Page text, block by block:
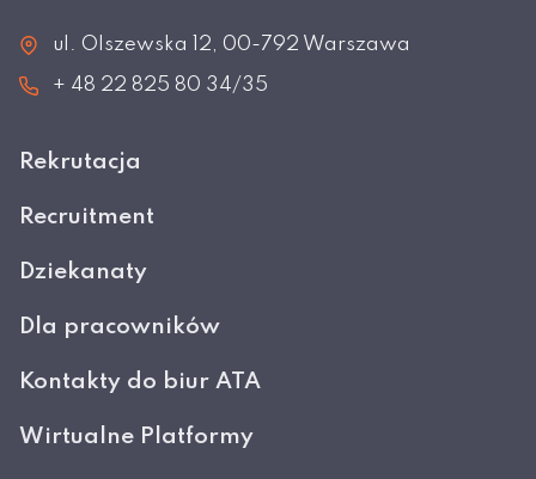
ul. Olszewska 12, 00-792 Warszawa
+ 48 22 825 80 34/35
Rekrutacja
Recruitment
Dziekanaty
Dla pracowników
Kontakty do biur ATA
Wirtualne Platformy